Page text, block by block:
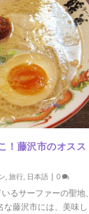
！藤沢市のオスス
, 旅行, 日本語| 0
るサーファーの聖地、
藤沢市には、美味し